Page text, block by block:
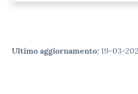
Ultimo aggiornamento: 19-03-